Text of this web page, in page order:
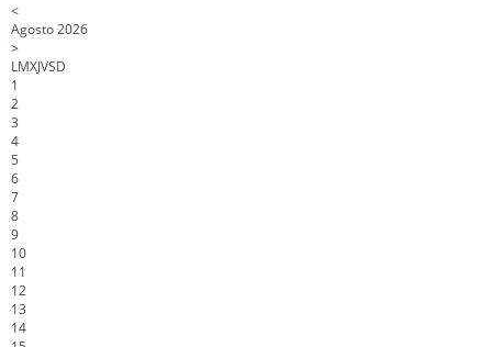
<
Agosto 2026
>
LMXJVSD
1
2
3
4
5
6
7
8
9
10
11
12
13
14